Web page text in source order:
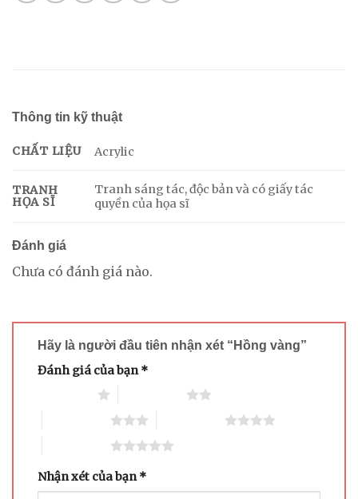
Thông tin kỹ thuật
CHẤT LIỆU Acrylic
TRANH
HỌA SĨ
Tranh sáng tác, độc bản và có giấy tác
quyền của họa sĩ
Đánh giá
Chưa có đánh giá nào.
Hãy là người đầu tiên nhận xét “Hồng vàng”
Đánh giá của bạn*
Nhận xét của bạn*